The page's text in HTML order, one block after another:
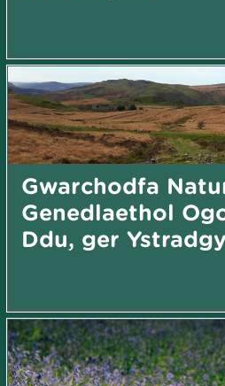
Gwarchodfa
Genedlaethol
Ddu, ger